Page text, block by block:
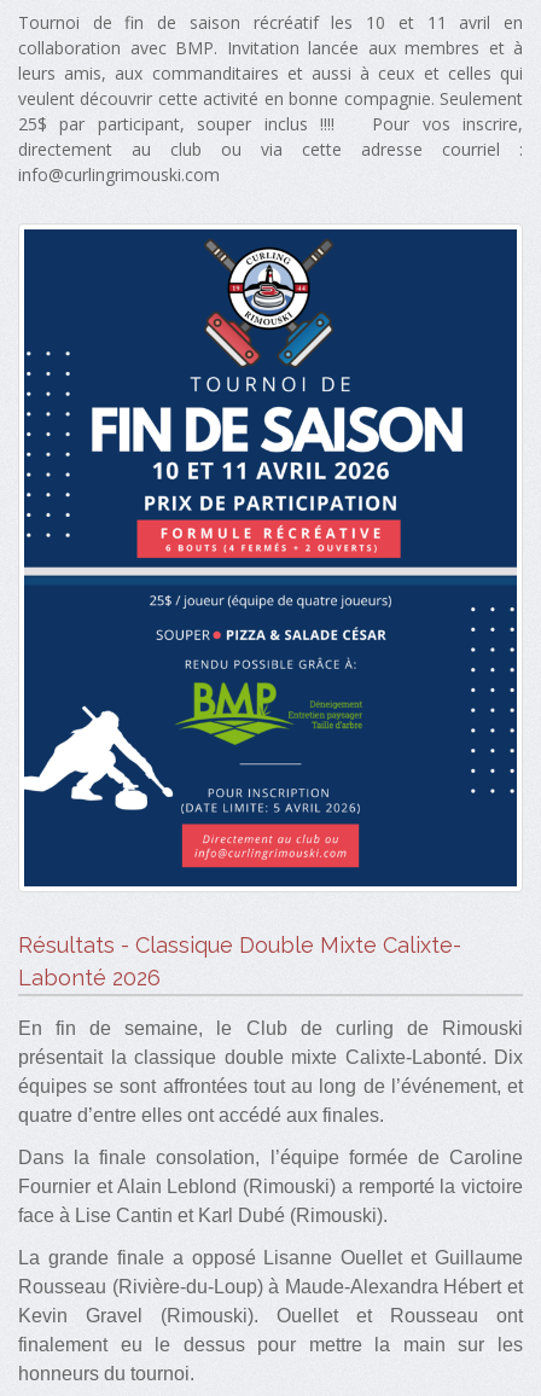
Tournoi de fin de saison récréatif les 10 et 11 avril en
collaboration avec BMP. Invitation lancée aux membres et à
leurs amis, aux commanditaires et aussi à ceux et celles qui
veulent découvrir cette activité en bonne compagnie. Seulement
25$ par participant, souper inclus !!!! Pour vos inscrire,
directement au club ou via cette adresse courriel :
info@curlingrimouski.com
Résultats - Classique Double Mixte Calixte-
Labonté 2026
En fin de semaine, le Club de curling de Rimouski
présentait la classique double mixte Calixte-Labonté. Dix
équipes se sont affrontées tout au long de l’événement, et
quatre d’entre elles ont accédé aux finales.
Dans la finale consolation, l’équipe formée de Caroline
Fournier et Alain Leblond (Rimouski) a remporté la victoire
face à Lise Cantin et Karl Dubé (Rimouski).
La grande finale a opposé Lisanne Ouellet et Guillaume
Rousseau (Rivière-du-Loup) à Maude-Alexandra Hébert et
Kevin Gravel (Rimouski). Ouellet et Rousseau ont
finalement eu le dessus pour mettre la main sur les
honneurs du tournoi.